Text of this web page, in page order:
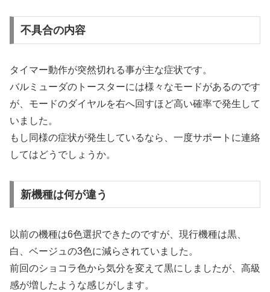
不具合の内容
タイマー動作が突然切れる事が主な症状です。
バルミューダのトースターには様々なモードがあるのです
が、モードのダイヤルを右へ回すほど高い確率で発生して
いました。
もし同様の症状が発生しているなら、一度サポートに連絡
してはどうでしょうか。
新機種は何が違う
以前の機種は6色選択できたのですが、現行機種は黒、
白、ベージュの3色に減らされていました。
前回のショコラ色から気分を変えて黒にしましたが、高級
感が増したような感じがします。